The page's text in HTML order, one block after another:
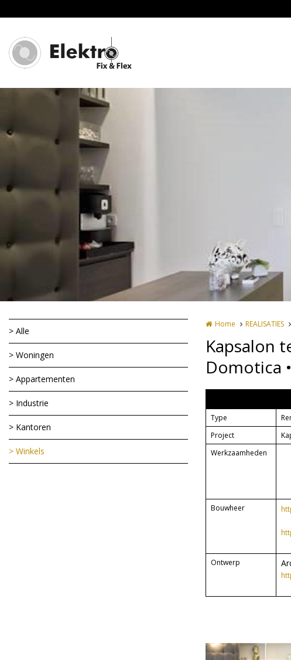
> Alle
> Woningen
> Appartementen
> Industrie
> Kantoren
> Winkels
Home REALISATIES
Kapsalon
Domotica
Type
Project
Werkzaamheden
Bouwheer
Ontwerp